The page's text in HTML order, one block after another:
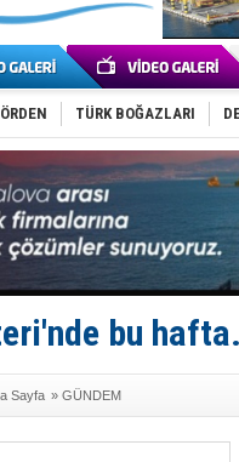
TÜRK BOĞAZLARI
bu
Sayfa » GÜNDEM